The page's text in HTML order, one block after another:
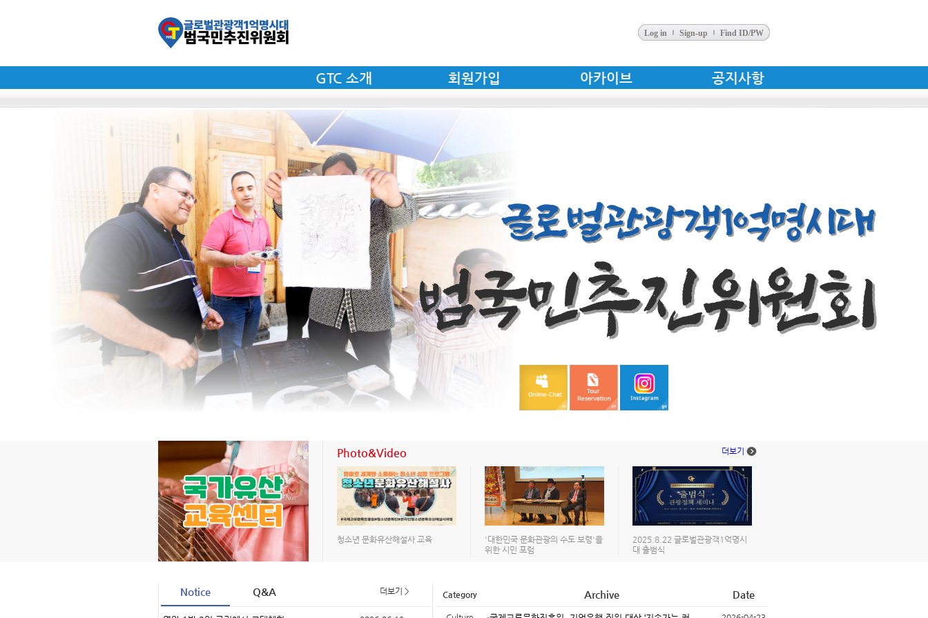
Log in Sign-up Find ID/PW
GTC 소개 회원가입 아카이브 공지사항
Photo&Video 더보기
청소년 문화유산해설사 교육
'대한민국 문화관광의 수도 보령'을
위한 시민 포럼
2025.8.22 글로벌관광객1억명시
대 출범식
Notice Q&A 더보기 > Category Archive Date